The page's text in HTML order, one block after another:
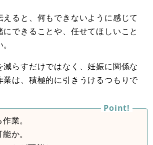
えると、何もできないように感じて
にできることや、任せてほしいこと
らすだけではなく、妊娠に関係な
業は、積極的に引きうけるつもりで
業。
か。